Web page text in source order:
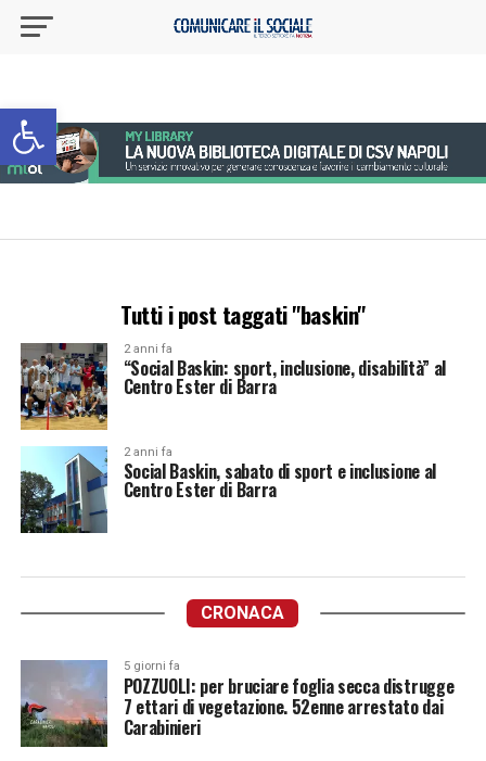
Apri la barra degli strumenti
Tutti i post taggati "baskin"
2 anni fa
“Social Baskin: sport, inclusione, disabilità” al
Centro Ester di Barra
2 anni fa
Social Baskin, sabato di sport e inclusione al
Centro Ester di Barra
CRONACA
5 giorni fa
POZZUOLI: per bruciare foglia secca distrugge
7 ettari di vegetazione. 52enne arrestato dai
Carabinieri